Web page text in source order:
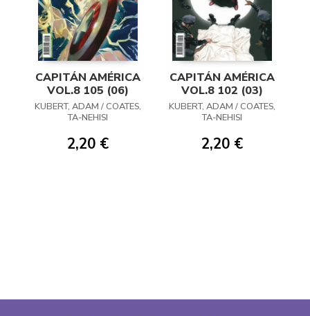
CAPITÁN AMÉRICA
VOL.8 105 (06)
KUBERT, ADAM / COATES,
TA-NEHISI
2,20 €
CAPITÁN AMÉRICA
VOL.8 102 (03)
KUBERT, ADAM / COATES,
TA-NEHISI
2,20 €